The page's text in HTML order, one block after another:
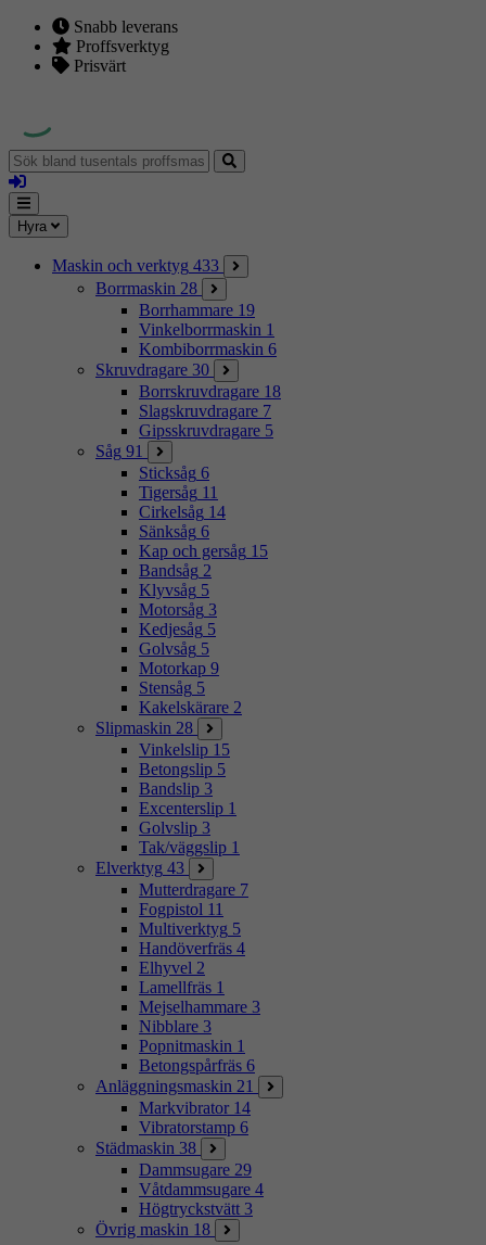
Snabb leverans
Proffsverktyg
Prisvärt
Sök
bland
tusentals
proffsmaskiner
Logga
in
Mina
sidor
Meny
Hyra
Maskin och verktyg 433
Borrmaskin 28
Borrhammare 19
Vinkelborrmaskin 1
Kombiborrmaskin 6
Skruvdragare 30
Borrskruvdragare 18
Slagskruvdragare 7
Gipsskruvdragare 5
Såg 91
Sticksåg 6
Tigersåg 11
Cirkelsåg 14
Sänksåg 6
Kap och gersåg 15
Bandsåg 2
Klyvsåg 5
Motorsåg 3
Kedjesåg 5
Golvsåg 5
Motorkap 9
Stensåg 5
Kakelskärare 2
Slipmaskin 28
Vinkelslip 15
Betongslip 5
Bandslip 3
Excenterslip 1
Golvslip 3
Tak/väggslip 1
Elverktyg 43
Mutterdragare 7
Fogpistol 11
Multiverktyg 5
Handöverfräs 4
Elhyvel 2
Lamellfräs 1
Mejselhammare 3
Nibblare 3
Popnitmaskin 1
Betongspårfräs 6
Anläggningsmaskin 21
Markvibrator 14
Vibratorstamp 6
Städmaskin 38
Dammsugare 29
Våtdammsugare 4
Högtryckstvätt 3
Övrig maskin 18